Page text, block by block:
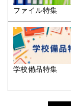
ファイル特集
学校備品特集